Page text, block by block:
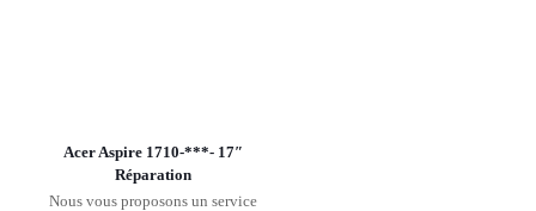
Acer Aspire 1710-***- 17″
Réparation
Nous vous proposons un service